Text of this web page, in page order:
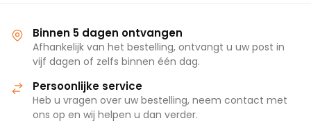
Binnen 5 dagen ontvangen
Afhankelijk van het bestelling, ontvangt u uw post in
vijf dagen of zelfs binnen één dag.
Persoonlijke service
Heb u vragen over uw bestelling, neem contact met
ons op en wij helpen u dan verder.